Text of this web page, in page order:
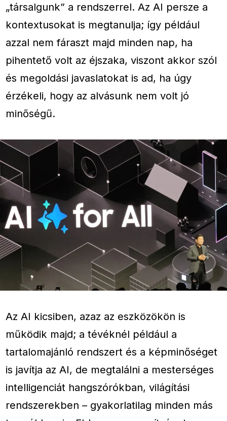
„társalgunk” a rendszerrel. Az AI persze a
kontextusokat is megtanulja; így például
azzal nem fáraszt majd minden nap, ha
pihentető volt az éjszaka, viszont akkor szól
és megoldási javaslatokat is ad, ha úgy
érzékeli, hogy az alvásunk nem volt jó
minőségű.
Az AI kicsiben, azaz az eszközökön is
működik majd; a tévéknél például a
tartalomajánló rendszert és a képminőséget
is javítja az AI, de megtalálni a mesterséges
intelligenciát hangszórókban, világítási
rendszerekben – gyakorlatilag minden más